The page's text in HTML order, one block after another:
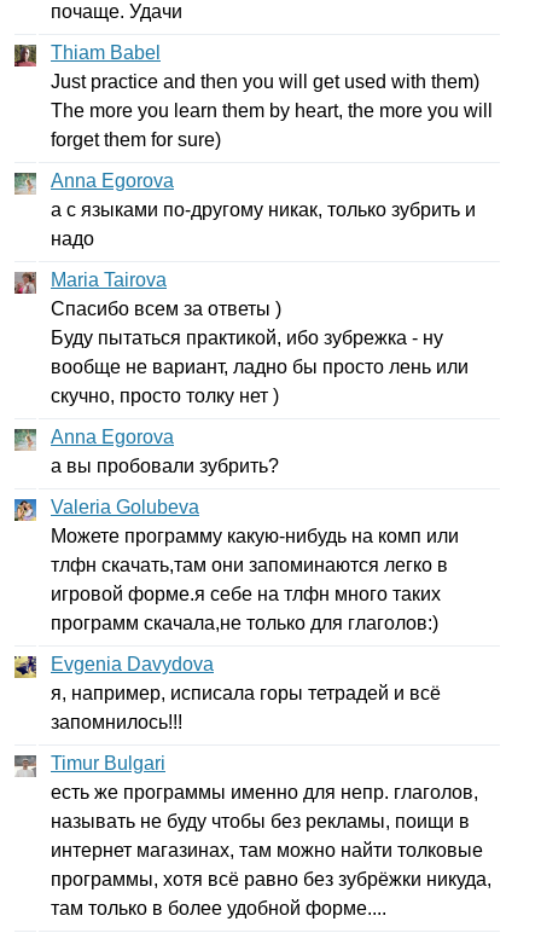
почаще. Удачи
Thiam Babel
Just practice and then you will get used with them)
The more you learn them by heart, the more you will
forget them for sure)
Anna Egorova
а с языками по-другому никак, только зубрить и
надо
Maria Tairova
Спасибо всем за ответы )
Буду пытаться практикой, ибо зубрежка - ну
вообще не вариант, ладно бы просто лень или
скучно, просто толку нет )
Anna Egorova
а вы пробовали зубрить?
Valeria Golubeva
Можете программу какую-нибудь на комп или
тлфн скачать,там они запоминаются легко в
игровой форме.я себе на тлфн много таких
программ скачала,не только для глаголов:)
Evgenia Davydova
я, например, исписала горы тетрадей и всё
запомнилось!!!
Timur Bulgari
есть же программы именно для непр. глаголов,
называть не буду чтобы без рекламы, поищи в
интернет магазинах, там можно найти толковые
программы, хотя всё равно без зубрёжки никуда,
там только в более удобной форме....